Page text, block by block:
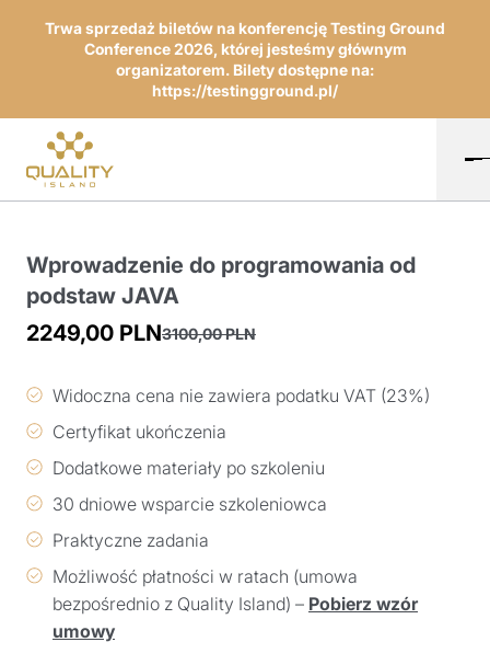
Trwa sprzedaż biletów na konferencję Testing Ground
Conference 2026, której jesteśmy głównym
organizatorem. Bilety dostępne na:
https://testingground.pl/
Wprowadzenie do programowania od
podstaw JAVA
3100,00PLN
cena
3100,00 PLN.
2249,00 PLN
cena
2249,00 PLN.
Widoczna cena nie zawiera podatku VAT (23%)
Certyfikat ukończenia
Dodatkowe materiały po szkoleniu
30 dniowe wsparcie szkoleniowca
Praktyczne zadania
Możliwość płatności w ratach (umowa
bezpośrednio z Quality Island) – Pobierz wzór
umowy